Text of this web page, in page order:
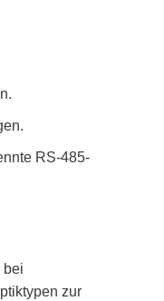
RS-485-
bei
zur